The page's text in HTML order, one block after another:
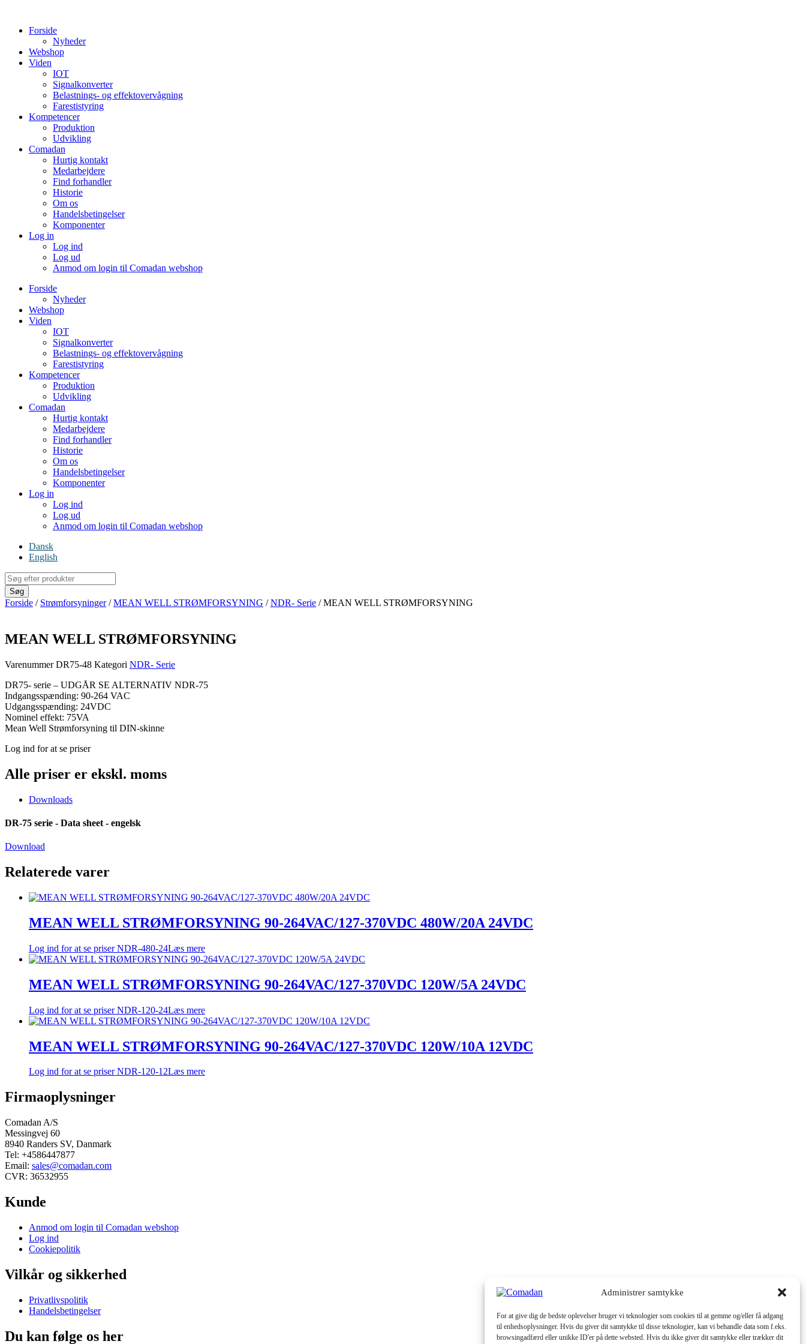
Administrer samtykke
For at give dig de bedste oplevelser bruger vi teknologier som cookies til at gemme og/eller få adgang
til enhedsoplysninger. Hvis du giver dit samtykke til disse teknologier, kan vi behandle data som f.eks.
browsingadfærd eller unikke ID'er på dette websted. Hvis du ikke giver dit samtykke eller trækker dit
indholdForside
Nyheder
Webshop
Viden
IOT
Signalkonverter
Belastnings- og effektovervågning
Farestistyring
Kompetencer
Produktion
Udvikling
Comadan
Hurtig kontakt
Medarbejdere
Find forhandler
Historie
Om os
Handelsbetingelser
Komponenter
Log in
Log ind
Log ud
Anmod om login til Comadan webshop
Forside
Nyheder
Webshop
Viden
IOT
Signalkonverter
Belastnings- og effektovervågning
Farestistyring
Kompetencer
Produktion
Udvikling
Comadan
Hurtig kontakt
Medarbejdere
Find forhandler
Historie
Om os
Handelsbetingelser
Komponenter
Log in
Log ind
Log ud
Anmod om login til Comadan webshop
Dansk
English
Products
search
Søg
Forside / Strømforsyninger/MEAN WELL STRØMFORSYNING /NDR- Serie / MEAN WELL STRØMFORSYNING
MEAN WELL STRØMFORSYNING
VarenummerDR75-48 Kategori NDR- Serie
DR75- serie – UDGÅR SE ALTERNATIV NDR-75
Indgangsspænding: 90-264 VAC
Udgangsspænding: 24VDC
Nominel effekt: 75VA
Mean Well Strømforsyning til DIN-skinne
Log ind for at se priser
Alle priser er ekskl. moms
Downloads
DR-75 serie - Data sheet - engelsk
Download
Relaterede varer
MEAN WELL STRØMFORSYNING 90-264VAC/127-370VDC 480W/20A 24VDC
Log ind for at se priserNDR-480-24Læs mere
MEAN WELL STRØMFORSYNING 90-264VAC/127-370VDC 120W/5A 24VDC
Log ind for at se priserNDR-120-24Læs mere
MEAN WELL STRØMFORSYNING 90-264VAC/127-370VDC 120W/10A 12VDC
Log ind for at se priserNDR-120-12Læs mere
Firmaoplysninger
Comadan A/S
Messingvej 60
8940 Randers SV, Danmark
Tel: +4586447877
Email: sales@comadan.com
CVR: 36532955
Kunde
Main
Menu
Anmod om login til Comadan webshop
Log ind
Cookiepolitik
Vilkår og sikkerhed
Main
Menu
Privatlivspolitik
Handelsbetingelser
Du kan følge os her